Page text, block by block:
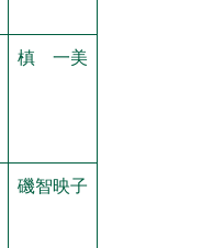
槙 一美
磯智映子